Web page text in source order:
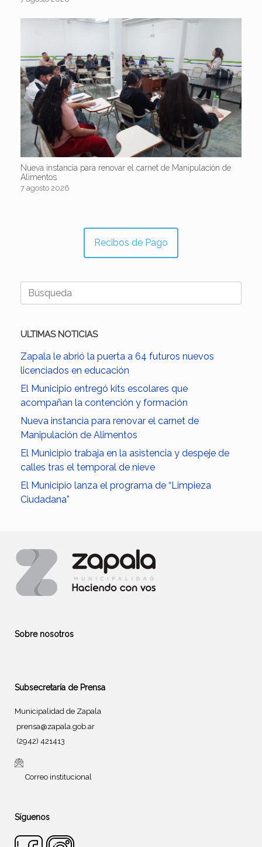
Nueva instancia para renovar el carnet de Manipulación de
Alimentos
7 agosto 2026
Recibos de Pago
Buscar:
ULTIMAS NOTICIAS
Zapala le abrió la puerta a 64 futuros nuevos
licenciados en educación
El Municipio entregó kits escolares que
acompañan la contención y formación
Nueva instancia para renovar el carnet de
Manipulación de Alimentos
El Municipio trabaja en la asistencia y despeje de
calles tras el temporal de nieve
El Municipio lanza el programa de “Limpieza
Ciudadana”
Sobre nosotros
Subsecretaría de Prensa
Municipalidad de Zapala
prensa@zapala.gob.ar
(2942) 421413
Correo institucional
Síguenos